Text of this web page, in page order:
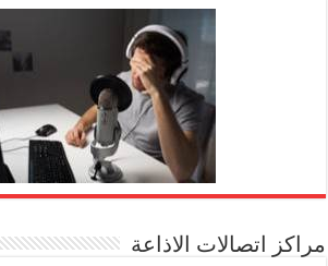
مراكز اتصالات الاذاعة